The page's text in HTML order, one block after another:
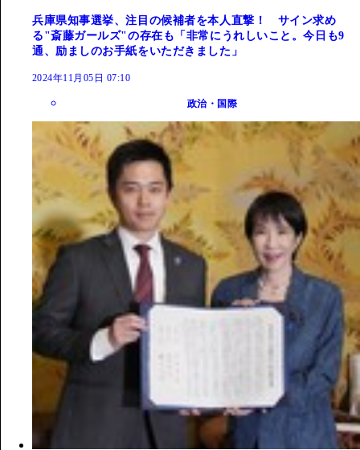
兵庫県知事選挙、注目の候補者を本人直撃！ サイン求め
る"斎藤ガールズ"の存在も「非常にうれしいこと。今日も9
通、励ましのお手紙をいただきました」
2024年11月05日 07:10
政治・国際